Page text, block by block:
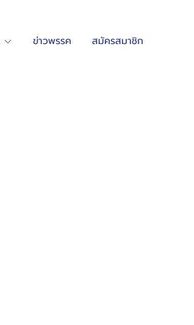
ข่าวพรรค สมัครสมาชิก